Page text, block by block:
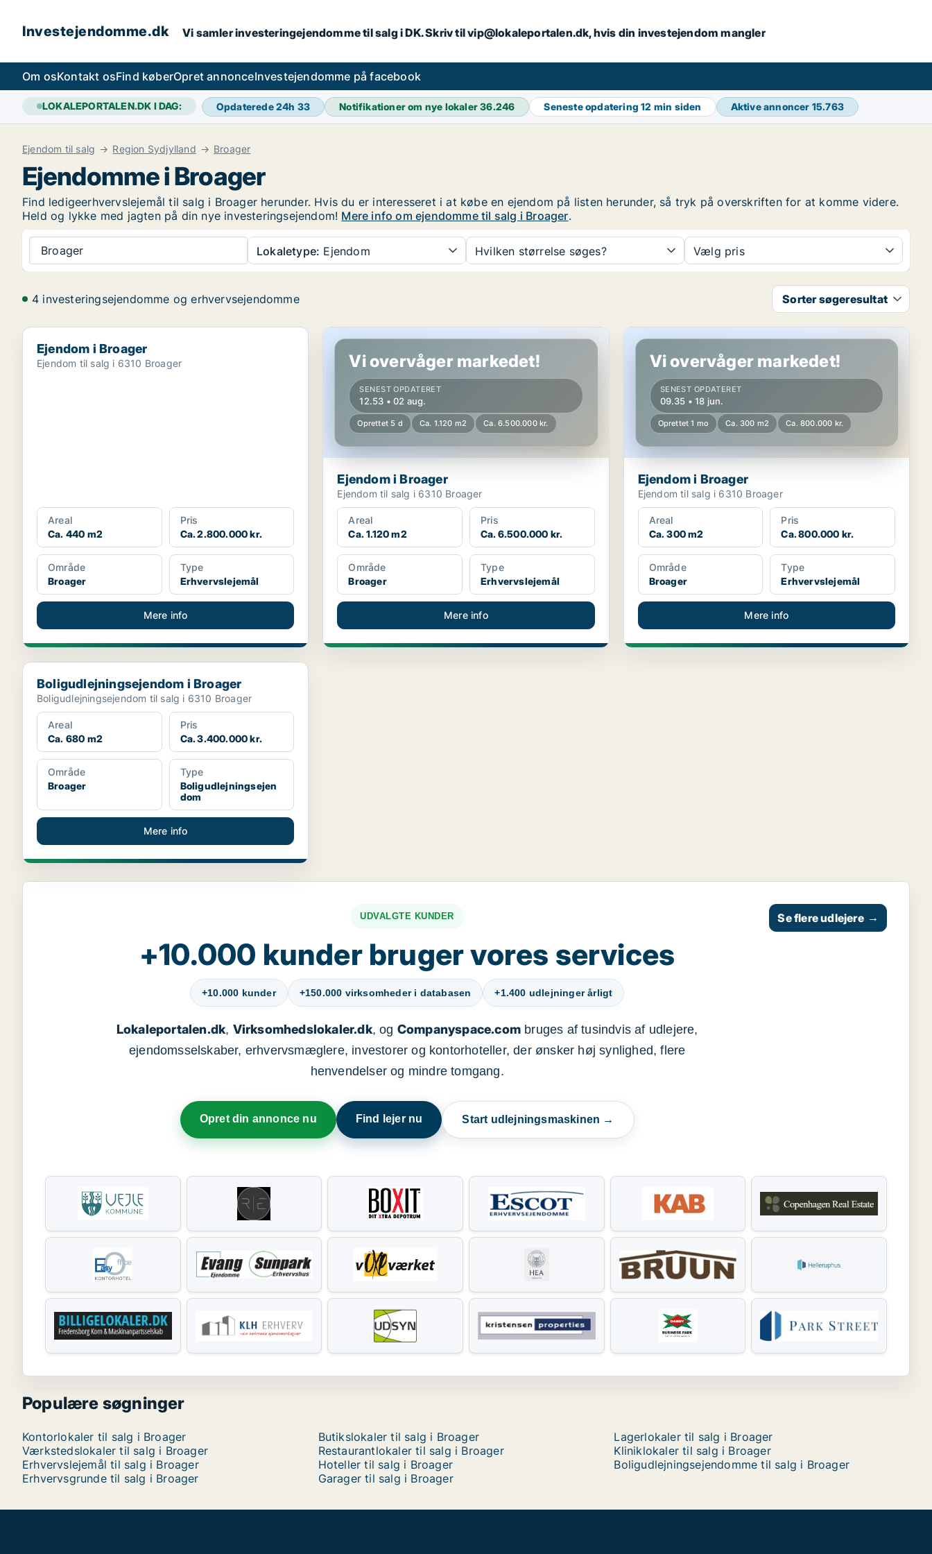
Investejendomme.dk Vi samler investeringejendomme til salg i DK. Skriv til vip@lokaleportalen.dk, hvis din investejendom mangler
Om osKontakt osFind køberOpret annonceInvestejendomme på facebook
LOKALEPORTALEN.DK I DAG: Opdaterede 24h 33 Notifikationer om nye lokaler36.246 Seneste opdatering12 min siden Aktive annoncer 15.763
Ejendom til salg Region Sydjylland Broager
Ejendomme i Broager
Find ledigeerhvervslejemål til salg i Broager herunder. Hvis du er interesseret i at købe en ejendom på listen herunder, så tryk på overskriften for at komme videre.
Held og lykke med jagten på din nye investeringsejendom! Mere info om ejendomme til salg i Broager.
Broager Lokaletype: Ejendom Hvilken størrelse søges? Vælg pris
4 investeringsejendomme og erhvervsejendomme Sorter søgeresultat
Ejendom i Broager
Ejendom i Broager
Ejendom til salg i 6310 Broager
Areal
Ca. 440 m2
Pris
Ca. 2.800.000 kr.
Område
Broager
Type
Erhvervslejemål
Mere info
Ejendom i Broager
Vi overvåger markedet!
SENEST OPDATERET
12.53 • 02 aug.
Oprettet 5 d Ca. 1.120 m2 Ca. 6.500.000 kr.
Ejendom i Broager
Ejendom til salg i 6310 Broager
Areal
Ca. 1.120 m2
Pris
Ca. 6.500.000 kr.
Område
Broager
Type
Erhvervslejemål
Mere info
Ejendom i Broager
Vi overvåger markedet!
SENEST OPDATERET
09.35 • 18 jun.
Oprettet 1 mo Ca. 300 m2 Ca. 800.000 kr.
Ejendom i Broager
Ejendom til salg i 6310 Broager
Areal
Ca. 300 m2
Pris
Ca. 800.000 kr.
Område
Broager
Type
Erhvervslejemål
Mere info
Boligudlejningsejendom i Broager
Boligudlejningsejendom i Broager
Boligudlejningsejendom til salg i 6310 Broager
Areal
Ca. 680 m2
Pris
Ca. 3.400.000 kr.
Område
Broager
Type
Boligudlejningsejen
dom
Mere info
UDVALGTE KUNDER
+10.000 kunder bruger vores services
+10.000 kunder +150.000 virksomheder i databasen +1.400 udlejninger årligt
Lokaleportalen.dk, Virksomhedslokaler.dk, og Companyspace.combruges af tusindvis af udlejere,
ejendomsselskaber, erhvervsmæglere, investorer og kontorhoteller, der ønsker høj synlighed, flere
henvendelser og mindre tomgang.
Opret din annonce nu Find lejer nu Start udlejningsmaskinen →
Se flere udlejere →
Populære søgninger
Kontorlokaler til salg i Broager Butikslokaler til salg i Broager
Lagerlokaler til salg i Broager
Værkstedslokaler til salg i Broager
Restaurantlokaler til salg i Broager
Kliniklokaler til salg i Broager
Erhvervslejemål til salg i Broager
Hoteller til salg i Broager
Boligudlejningsejendomme til salg i Broager
Erhvervsgrunde til salg i Broager
Garager til salg i Broager